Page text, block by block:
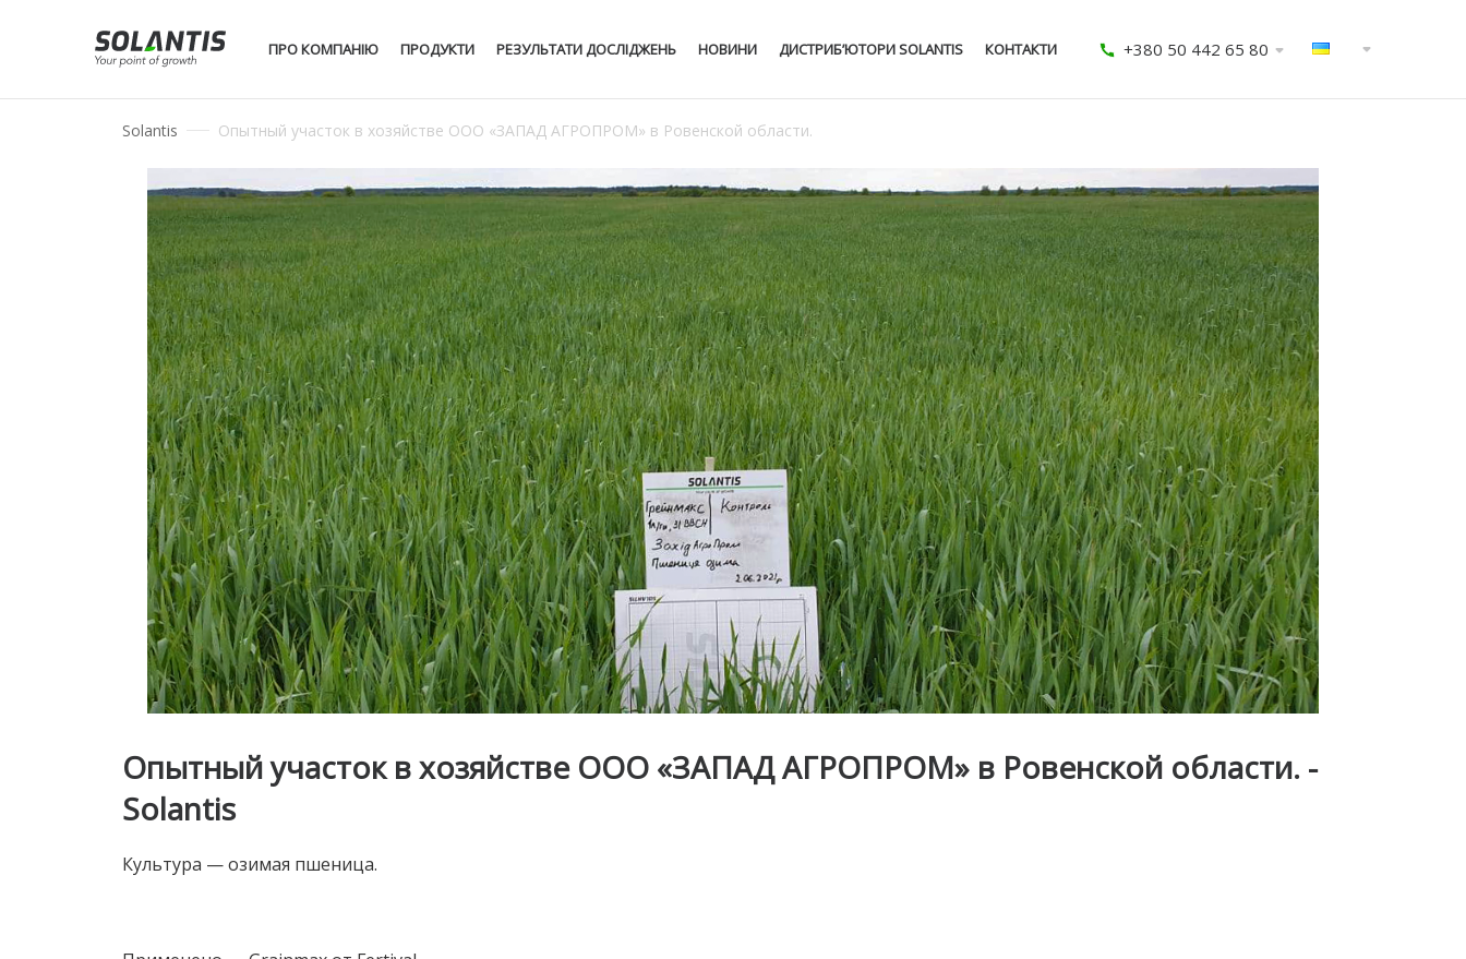
ПРО КОМПАНІЮ ПРОДУКТИ РЕЗУЛЬТАТИ ДОСЛІДЖЕНЬ НОВИНИ ДИСТРИБ’ЮТОРИ SOLANTIS КОНТАКТИ +380 50 442 65 80
Solantis Опытный участок в хозяйстве ООО «ЗАПАД АГРОПРОМ» в Ровенской области.
Опытный участок в хозяйстве ООО «ЗАПАД АГРОПРОМ» в Ровенской области. -
Solantis
Культура — озимая пшеница.